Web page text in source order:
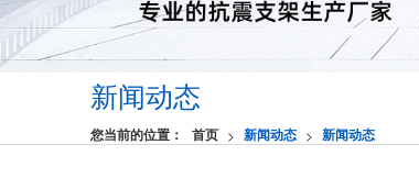
新闻动态
您当前的位置： 首页 > 新闻动态 > 新闻动态